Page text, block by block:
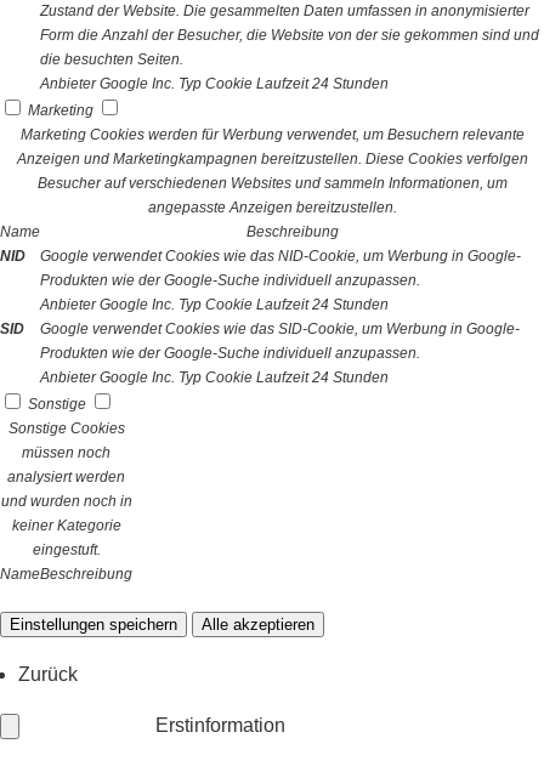
Zustand der Website. Die gesammelten Daten umfassen in anonymisierter
Form die Anzahl der Besucher, die Website von der sie gekommen sind und
die besuchten Seiten.
Anbieter Google Inc. Typ Cookie Laufzeit 24 Stunden
Marketing
Marketing Cookies werden für Werbung verwendet, um Besuchern relevante
Anzeigen und Marketingkampagnen bereitzustellen. Diese Cookies verfolgen
Besucher auf verschiedenen Websites und sammeln Informationen, um
angepasste Anzeigen bereitzustellen.
Name
Beschreibung
NID
Google verwendet Cookies wie das NID-Cookie, um Werbung in Google-
Produkten wie der Google-Suche individuell anzupassen.
Anbieter Google Inc. Typ Cookie Laufzeit 24 Stunden
SID
Google verwendet Cookies wie das SID-Cookie, um Werbung in Google-
Produkten wie der Google-Suche individuell anzupassen.
Anbieter Google Inc. Typ Cookie Laufzeit 24 Stunden
Sonstige
Sonstige Cookies
müssen noch
analysiert werden
und wurden noch in
keiner Kategorie
eingestuft.
NameBeschreibung
Einstellungen speichern Alle akzeptieren
Zurück
Erstinformation